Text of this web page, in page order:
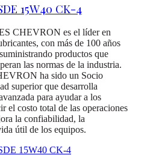
15W40 CK-4
CHEVRON es el líder en
con más de 100 años
productos que
las normas de la industria.
ha sido un Socio
superior que desarrolla
para ayudar a los
el costo total de las operaciones
la confiabilidad, la
útil de los equipos.